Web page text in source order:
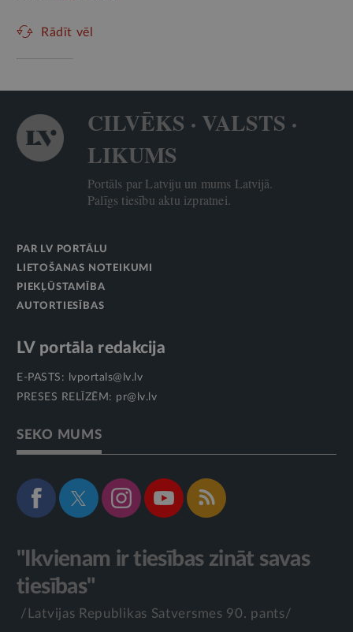
Rādīt vēl
CILVĒKS · VALSTS ·
LIKUMS
Portāls par Latviju un mums Latvijā.
Palīgs tiesību aktu izpratnei.
PAR LV PORTĀLU
LIETOŠANAS NOTEIKUMI
PIEKĻŪSTAMĪBA
AUTORTIESĪBAS
LV portāla redakcija
E-PASTS:
lvportals@lv.lv
PRESES RELĪZĒM: pr@lv.lv
SEKO MUMS
"Ikvienam ir tiesības zināt savas
tiesības"
/Latvijas Republikas Satversmes 90. pants/